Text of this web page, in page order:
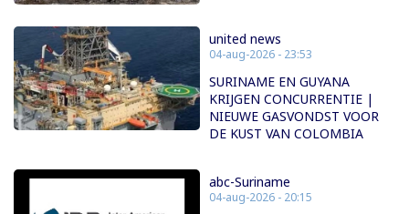
united news
04-aug-2026 - 23:53
SURINAME EN GUYANA
KRIJGEN CONCURRENTIE |
NIEUWE GASVONDST VOOR
DE KUST VAN COLOMBIA
abc-Suriname
04-aug-2026 - 20:15